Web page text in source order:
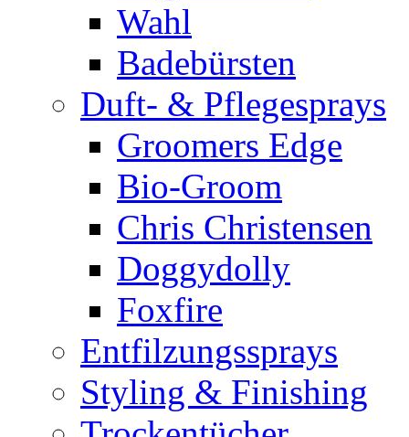
Wahl
Badebürsten
Duft- & Pflegesprays
Groomers Edge
Bio-Groom
Chris Christensen
Doggydolly
Foxfire
Entfilzungssprays
Styling & Finishing